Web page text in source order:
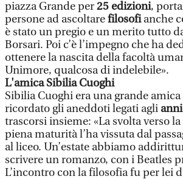
piazza Grande per25 edizioni,
persone ad ascoltarefilosofianche
è stato un pregio e un merito tutto
Borsari. Poi c’è l’impegno che ha
ottenere la nascita della facoltà
Unimore, qualcosa di indelebile».
L'amica Sibilia Cuoghi
Sibilia Cuoghi era una grande
ricordato gli aneddoti legati agli
trascorsi insieme: «La svolta verso
piena maturità l’ha vissuta dal
al liceo. Un’estate abbiamo
scrivere un romanzo, con i Beatles
L’incontro con la filosofia fu per lei